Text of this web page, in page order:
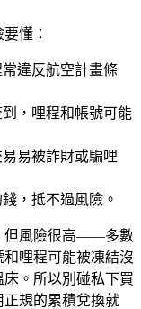
懂：
常違反航空計畫條
到，哩程和帳號可能
易被詐財或騙哩
，抵不過風險。
但風險很高——多數
哩程可能被凍結沒
。所以別碰私下買
正規的累積兌換就